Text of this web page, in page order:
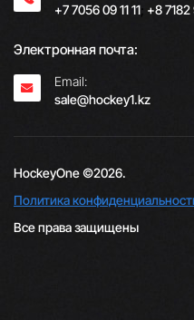
+7 7056 09 11 11; +8 7182
Электронная почта:
Email:
sale@hockey1.kz
HockeyOne ©2026.
Политика
Все права защищены